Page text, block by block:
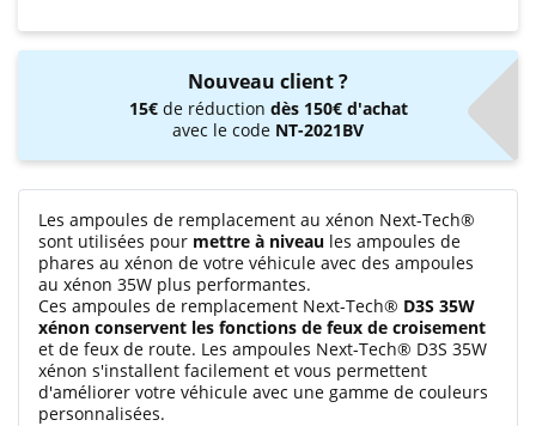
Nouveau client ?
15€de réduction dès 150€ d'achat
avec le code NT-2021BV
Les ampoules de remplacement au xénon Next-Tech®
sont utilisées pour mettre à niveau les ampoules de
phares au xénon de votre véhicule avec des ampoules
au xénon 35W plus performantes.
Ces ampoules de remplacement Next-Tech® D3S 35W
xénon conservent les fonctions de feux de croisement
et de feux de route. Les ampoules Next-Tech® D3S 35W
xénon s'installent facilement et vous permettent
d'améliorer votre véhicule avec une gamme de couleurs
personnalisées.